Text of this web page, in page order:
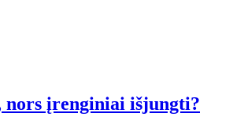
nors įrenginiai išjungti?